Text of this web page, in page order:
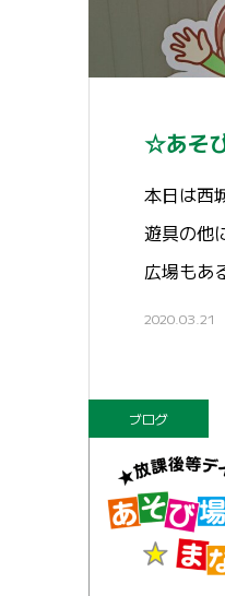
☆あそ
本日は西
遊具の他
広場もあ
2020.03.21
ブログ